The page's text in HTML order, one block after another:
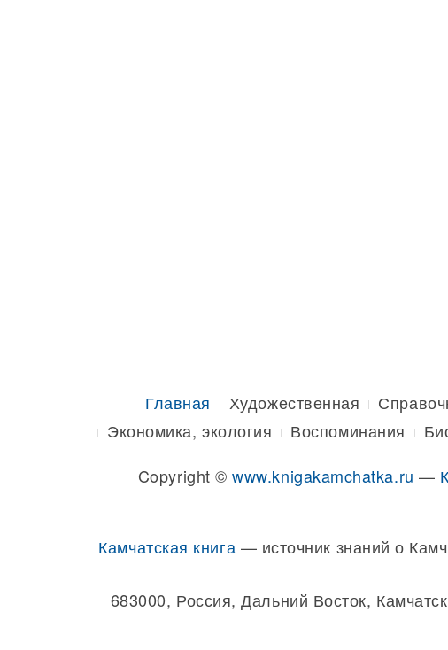
Главная Художественная
Экономика, экология
Воспоминания
Copyright ©www.knigakamchatka.ru —
Камчатская книга — источник знаний о
683000, Россия, Дальний Восток,